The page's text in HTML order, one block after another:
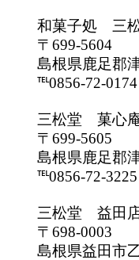
和菓子処 三
〒699-5604
島根県鹿足郡
℡0856-72-0174
三松堂 菓心
〒699-5605
島根県鹿足郡
℡0856-72-3225
三松堂 益田
〒698-0003
島根県益田市